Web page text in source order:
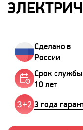
Сделано в
России
Срок службы
10 лет
3 года